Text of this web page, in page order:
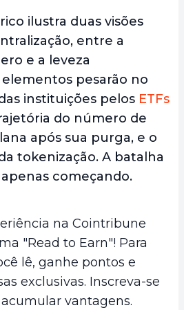
ilustra duas visões
entre a
e a leveza
pesarão no
instituições pelos ETFs
do número de
após sua purga, e o
tokenização. A batalha
começando.
na Cointribune
"Read to Earn"! Para
lê, ganhe pontos e
exclusivas. Inscreva-se
vantagens.